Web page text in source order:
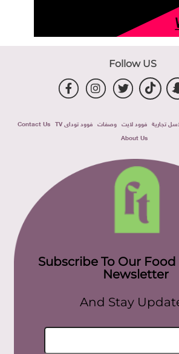
Follow US
تجارية فوود لايت وصفات فوود توداى TV
Contact Us
About Us
Subscribe To Our
Newsletter
And Stay